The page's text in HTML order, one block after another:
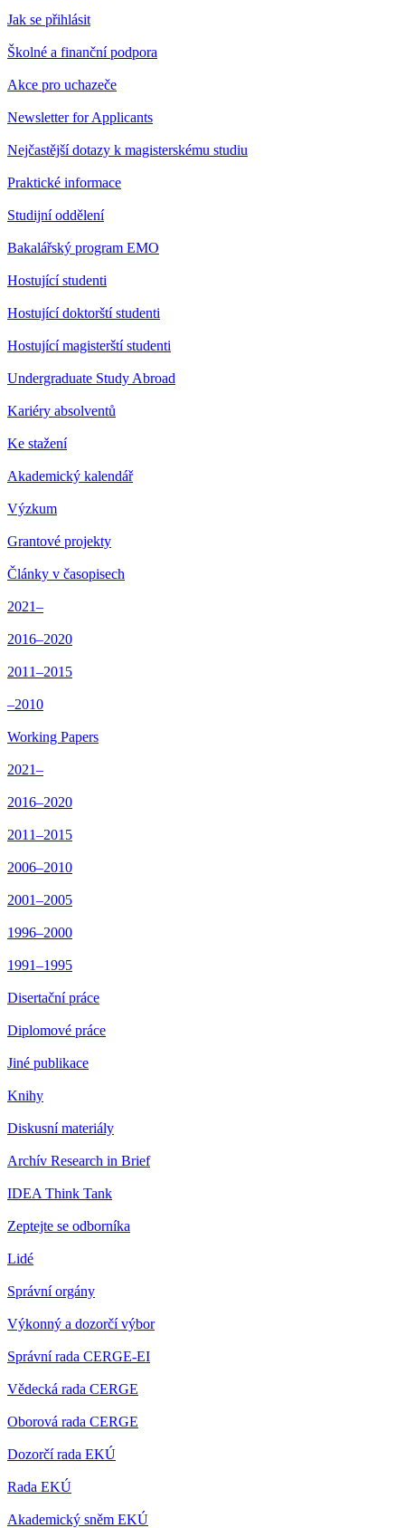
Jak se přihlásit
Školné a finanční podpora
Akce pro uchazeče
Newsletter for Applicants
Nejčastější dotazy k magisterskému studiu
Praktické informace
Studijní oddělení
Bakalářský program EMO
Hostující studenti
Hostující doktorští studenti
Hostující magisterští studenti
Undergraduate Study Abroad
Kariéry absolventů
Ke stažení
Akademický kalendář
Výzkum
Grantové projekty
Články v časopisech
2021–
2016–2020
2011–2015
–2010
Working Papers
2021–
2016–2020
2011–2015
2006–2010
2001–2005
1996–2000
1991–1995
Disertační práce
Diplomové práce
Jiné publikace
Knihy
Diskusní materiály
Archív Research in Brief
IDEA Think Tank
Zeptejte se odborníka
Lidé
Správní orgány
Výkonný a dozorčí výbor
Správní rada CERGE-EI
Vědecká rada CERGE
Oborová rada CERGE
Dozorčí rada EKÚ
Rada EKÚ
Akademický sněm EKÚ